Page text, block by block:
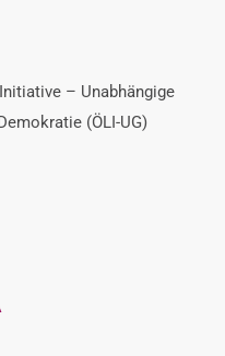
– Unabhängige
(ÖLI-UG)
Increase